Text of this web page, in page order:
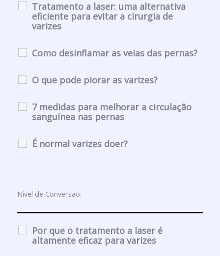
Tratamento a laser: uma alternativa
eficiente para evitar a cirurgia de
varizes
Como desinflamar as veias das pernas?
O que pode piorar as varizes?
7 medidas para melhorar a circulação
sanguínea nas pernas
É normal varizes doer?
Nível de Conversão:
Por que o tratamento a laser é
altamente eficaz para varizes